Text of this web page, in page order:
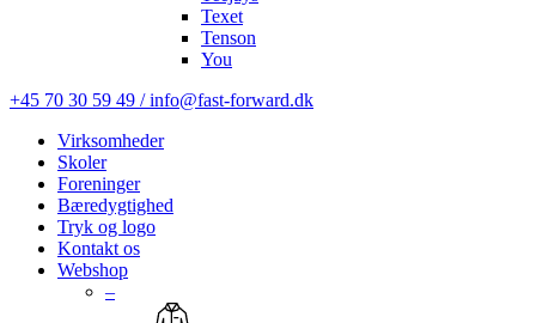
Texet
Tenson
You
+45 70 30 59 49 / info@fast-forward.dk
Virksomheder
Skoler
Foreninger
Bæredygtighed
Tryk og logo
Kontakt os
Webshop
–